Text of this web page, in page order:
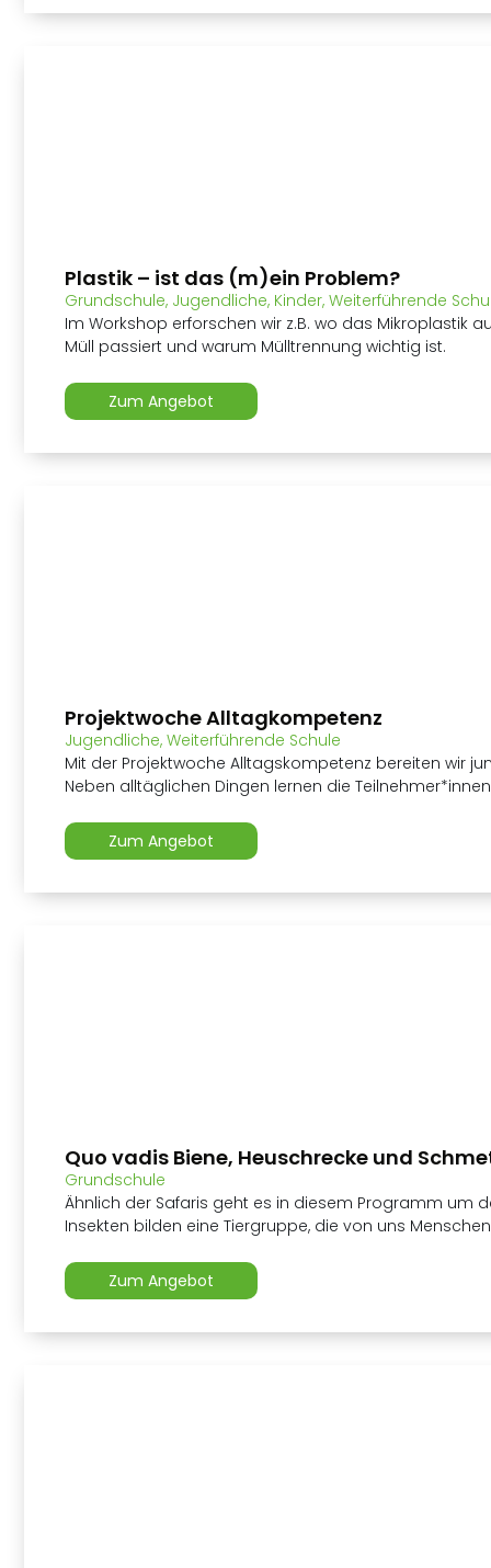
Plastik – ist das (m)ein Problem?
Grundschule, Jugendliche, Kinder, Weiterführende
Im Workshop erforschen wir z.B. wo das Mikroplastik
Müll passiert und warum Mülltrennung wichtig ist.
Zum Angebot
Projektwoche Alltagkompetenz
Jugendliche, Weiterführende Schule
Mit der Projektwoche Alltagskompetenz bereiten wir
Neben alltäglichen Dingen lernen die
Zum Angebot
Quo vadis Biene, Heuschrecke und
Grundschule
Ähnlich der Safaris geht es in diesem Programm um
Insekten bilden eine Tiergruppe, die von uns
Zum Angebot